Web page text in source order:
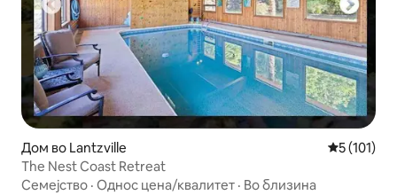
Дом во Lantzville Просечна
5 (101)
The Nest Coast Retreat
Семејство · Однос цена/квалитет · Во близина